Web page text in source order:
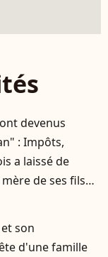
devenus
: Impôts,
a laissé de
de ses fils
son
d'une famille